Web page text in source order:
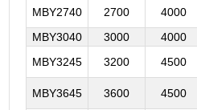
MBY2740
2700 4000
MBY3040
3000 4000
MBY3245
3200 4500
MBY3645 3600 4500